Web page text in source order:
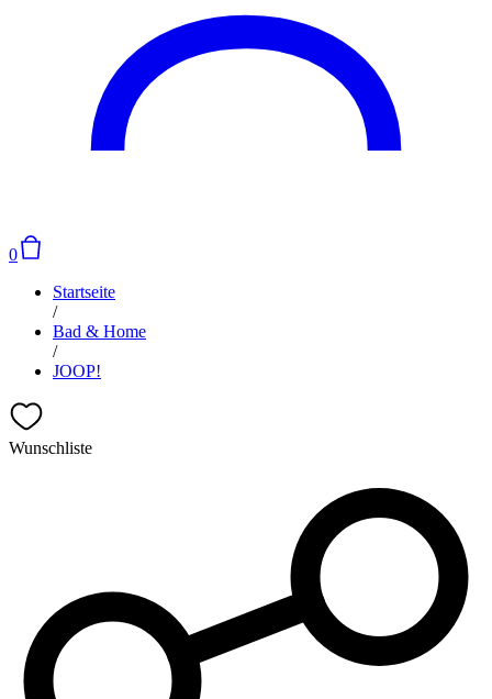
0
Startseite
/
Bad & Home
/
JOOP!
Wunschliste